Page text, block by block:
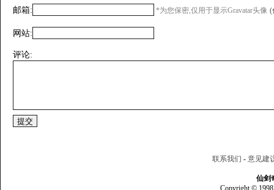
邮箱: *为您保密,仅用于显示Gravatar头像 (
网站:
评论:
联系我们 - 意见建
仙剑
Copyright © 1998